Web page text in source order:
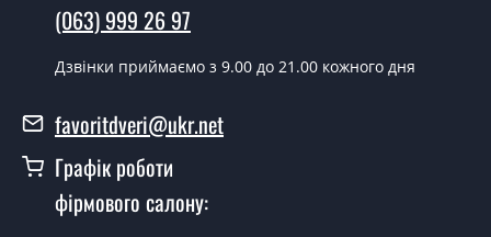
проводиться згідно з чергою, у всі дні крім неділі.
Скільки коштує встановлення дверей
Elegance-16?
Вартість встановлення дверей Elegance-16 - от 1800
Можна на сьогодні викликати
замірника?
(063) 999 26 97
Дзвінки приймаємо з 9.00 до 21.00 кожного дня
favoritdveri@ukr.net
Графік роботи
фірмового салону: